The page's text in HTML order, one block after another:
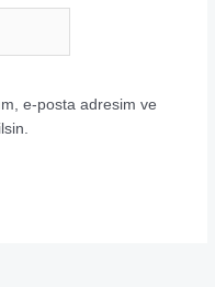
e-posta adresim ve